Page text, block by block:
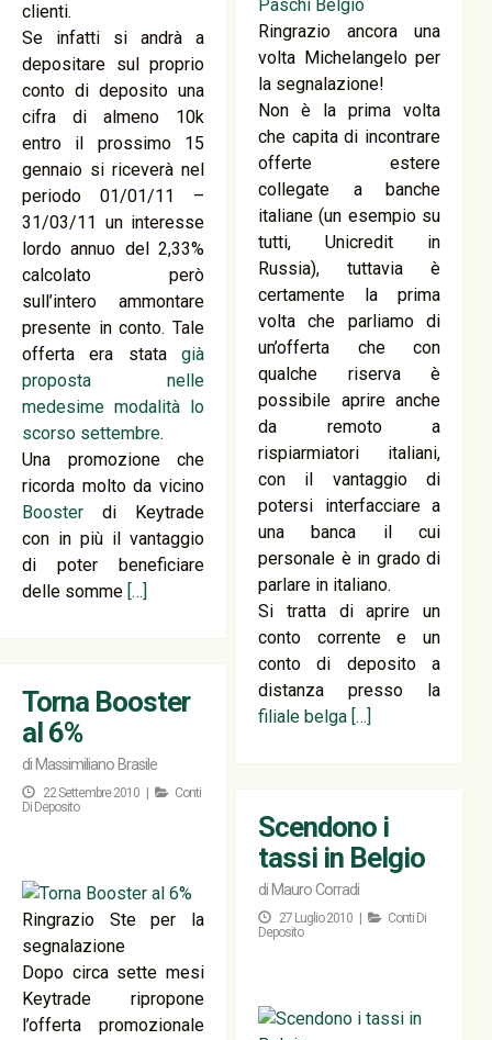
clienti.
Se infatti si andrà a
depositare sul proprio
conto di deposito una
cifra di almeno 10k
entro il prossimo 15
gennaio si riceverà nel
periodo 01/01/11 –
31/03/11 un interesse
lordo annuo del 2,33%
calcolato però
sull’intero ammontare
presente in conto. Tale
offerta era statagià
proposta nelle
medesime modalità lo
scorso settembre.
Una promozione che
ricorda molto da vicino
Booster di Keytrade
con in più il vantaggio
di poter beneficiare
delle somme […]
Ringrazio ancora una
volta Michelangelo per
la segnalazione!
Non è la prima volta
che capita di incontrare
offerte estere
collegate a banche
italiane (un esempio su
tutti, Unicredit in
Russia), tuttavia è
certamente la prima
volta che parliamo di
un’offerta che con
qualche riserva è
possibile aprire anche
da remoto a
rispiarmiatori italiani,
con il vantaggio di
potersi interfacciare a
una banca il cui
personale è in grado di
parlare in italiano.
Si tratta di aprire un
conto corrente e un
conto di deposito a
distanza presso la
filiale belga […]
Torna Booster
al 6%
di Massimiliano Brasile
22 Settembre 2010 |
Conti
Di Deposito
Ringrazio Ste per la
segnalazione
Dopo circa sette mesi
Keytrade ripropone
l’offerta promozionale
Scendono i
tassi in Belgio
di Mauro Corradi
27 Luglio 2010 |
Conti Di
Deposito